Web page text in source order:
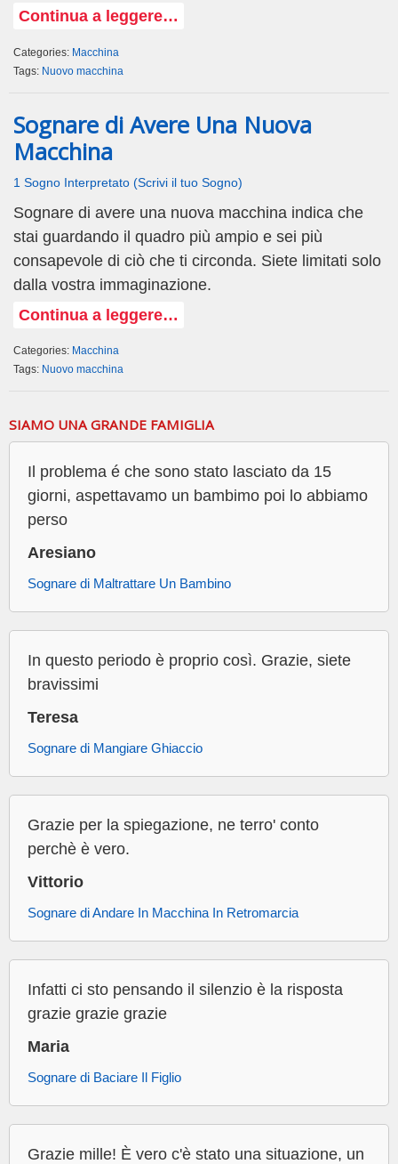
Continua a leggere…
Categories: Macchina
Tags: Nuovo macchina
Sognare di Avere Una Nuova
Macchina
1 Sogno Interpretato (Scrivi il tuo Sogno)
Sognare di avere una nuova macchina indica che
stai guardando il quadro più ampio e sei più
consapevole di ciò che ti circonda. Siete limitati solo
dalla vostra immaginazione.
Continua a leggere…
Categories: Macchina
Tags: Nuovo macchina
SIAMO UNA GRANDE FAMIGLIA
Il problema é che sono stato lasciato da 15
giorni, aspettavamo un bambimo poi lo abbiamo
perso
Aresiano
Sognare di Maltrattare Un Bambino
In questo periodo è proprio così. Grazie, siete
bravissimi
Teresa
Sognare di Mangiare Ghiaccio
Grazie per la spiegazione, ne terro' conto
perchè è vero.
Vittorio
Sognare di Andare In Macchina In Retromarcia
Infatti ci sto pensando il silenzio è la risposta
grazie grazie grazie
Maria
Sognare di Baciare Il Figlio
Grazie mille! È vero c'è stato una situazione, un